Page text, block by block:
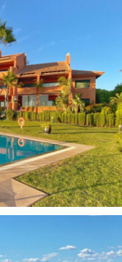
cuenta con
preciosos
de naturaleza.
perfecto estado. La
La cocina,
con chimenea da
se disfruta de las
fondo. Vistas directas
de sol. Incluye